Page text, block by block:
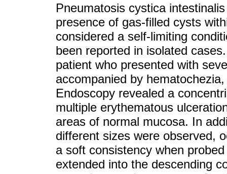
Pneumatosis cystica
presence of gas-filled cysts
considered a self-limiting
been reported in isolated
patient who presented with
accompanied by
Endoscopy revealed a
multiple erythematous
areas of normal mucosa. In
different sizes were observed,
a soft consistency when
extended into the descending